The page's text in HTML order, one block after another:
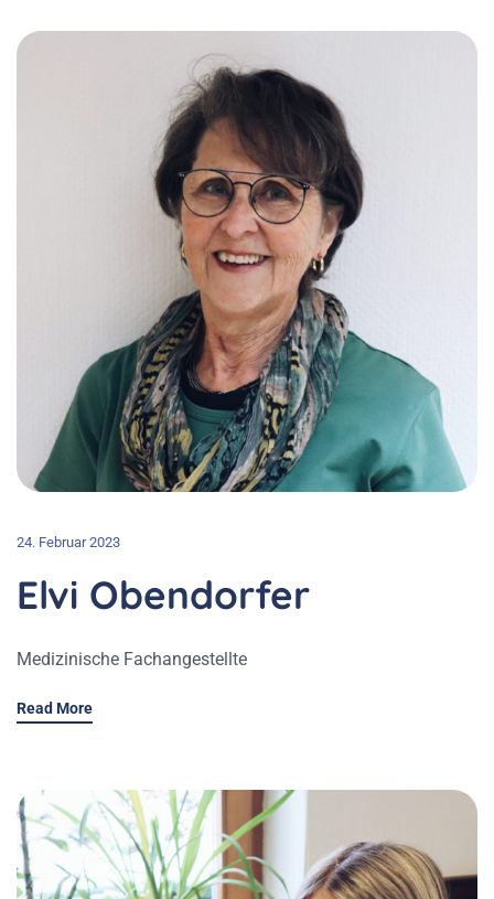
24. Februar 2023
Elvi Obendorfer
Medizinische Fachangestellte
Read More